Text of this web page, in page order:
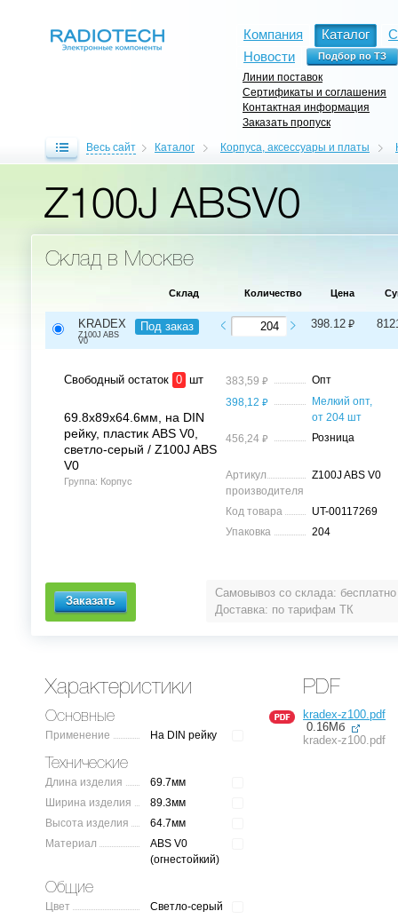
Компания Каталог
Новости
Линии поставок
Сертификаты и соглашения
Контактная информация
Заказать пропуск
Весь сайт Каталог Корпуса, аксессуары и платы
Z100J ABSV0
Склад в Москве
Самовывоз со склада: бесплатно
Доставка: по тарифам ТК
Склад Количество Цена
KRADEX
Z100J ABS
V0
Под заказ 398.12 ⃏
Свободный остаток 0 шт
69.8x89x64.6мм, на DIN
рейку, пластик ABS V0,
светло-серый / Z100J ABS
V0
Группа: Корпус
383,59 ⃏
Опт
398,12 ⃏
Мелкий опт,
от 204 шт
456,24 ⃏ Розница
Артикул
производителя
Z100J ABS V0
Код товара
UT-00117269
Упаковка
204
Характеристики
Основные
Применение На DIN рейку
Технические
Длина изделия
69.7мм
Ширина изделия
89.3мм
Высота изделия
64.7мм
Материал
ABS V0
(огнестойкий)
Общие
Цвет Светло-серый
PDF
kradex-z100.pdf
0.16Мб
kradex-z100.pdf